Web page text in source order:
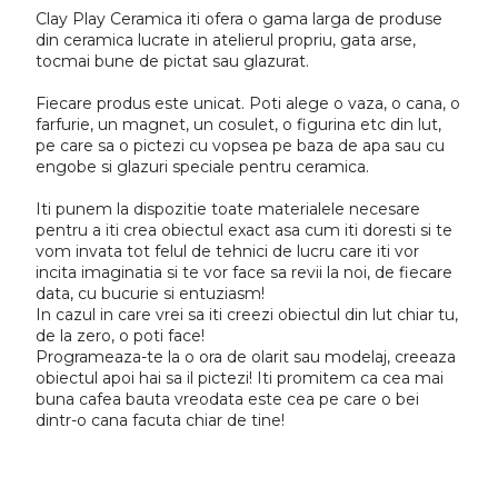
Clay Play Ceramica iti ofera o gama larga de produse
din ceramica lucrate in atelierul propriu, gata arse,
tocmai bune de pictat sau glazurat.
Fiecare produs este unicat. Poti alege o vaza, o cana, o
farfurie, un magnet, un cosulet, o figurina etc din lut,
pe care sa o pictezi cu vopsea pe baza de apa sau cu
engobe si glazuri speciale pentru ceramica.
Iti punem la dispozitie toate materialele necesare
pentru a iti crea obiectul exact asa cum iti doresti si te
vom invata tot felul de tehnici de lucru care iti vor
incita imaginatia si te vor face sa revii la noi, de fiecare
data, cu bucurie si entuziasm!
In cazul in care vrei sa iti creezi obiectul din lut chiar tu,
de la zero, o poti face!
Programeaza-te la o ora de olarit sau modelaj, creeaza
obiectul apoi hai sa il pictezi! Iti promitem ca cea mai
buna cafea bauta vreodata este cea pe care o bei
dintr-o cana facuta chiar de tine!